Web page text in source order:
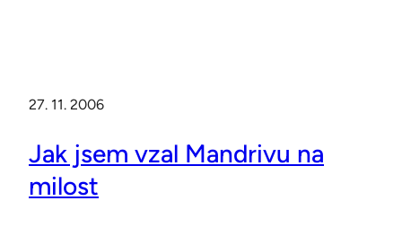
27. 11. 2006
Jak jsem vzal Mandrivu na
milost